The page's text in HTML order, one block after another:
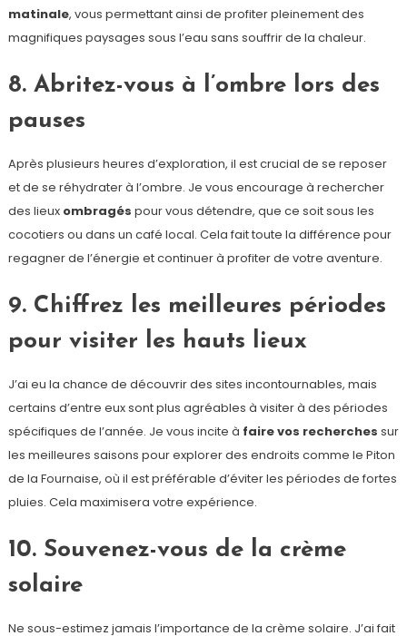
matinale, vous permettant ainsi de profiter pleinement des
magnifiques paysages sous l’eau sans souffrir de la chaleur.
8. Abritez-vous à l’ombre lors des
pauses
Après plusieurs heures d’exploration, il est crucial de se reposer
et de se réhydrater à l’ombre. Je vous encourage à rechercher
des lieux ombragés pour vous détendre, que ce soit sous les
cocotiers ou dans un café local. Cela fait toute la différence pour
regagner de l’énergie et continuer à profiter de votre aventure.
9. Chiffrez les meilleures périodes
pour visiter les hauts lieux
J’ai eu la chance de découvrir des sites incontournables, mais
certains d’entre eux sont plus agréables à visiter à des périodes
spécifiques de l’année. Je vous incite à faire vos recherches sur
les meilleures saisons pour explorer des endroits comme le Piton
de la Fournaise, où il est préférable d’éviter les périodes de fortes
pluies. Cela maximisera votre expérience.
10. Souvenez-vous de la crème
solaire
Ne sous-estimez jamais l’importance de la crème solaire. J’ai fait